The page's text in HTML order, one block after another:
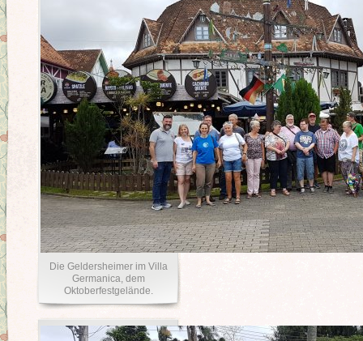
Die Geldersheimer im Villa
Germanica, dem
Oktoberfestgelände.